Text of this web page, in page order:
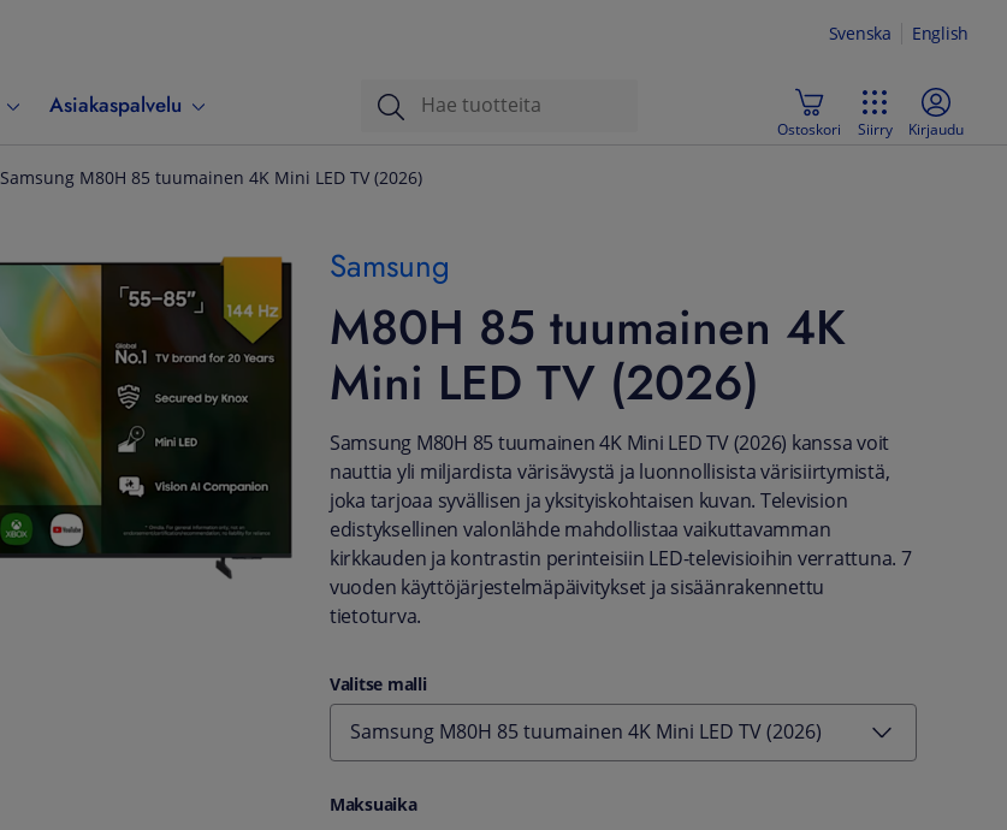
Svenska English
Asiakaspalvelu
Ostoskori Siirry Kirjaudu
Samsung M80H 85 tuumainen 4K Mini LED TV (2026)
Samsung
M80H 85 tuumainen 4K
Mini LED TV (2026)
Samsung M80H 85 tuumainen 4K Mini LED TV (2026) kanssa voit
nauttia yli miljardista värisävystä ja luonnollisista värisiirtymistä,
joka tarjoaa syvällisen ja yksityiskohtaisen kuvan. Television
edistyksellinen valonlähde mahdollistaa vaikuttavamman
kirkkauden ja kontrastin perinteisiin LED-televisioihin verrattuna. 7
vuoden käyttöjärjestelmäpäivitykset ja sisäänrakennettu
tietoturva.
Valitse malli
Samsung M80H 85 tuumainen 4K Mini LED TV (2026)
Maksuaika